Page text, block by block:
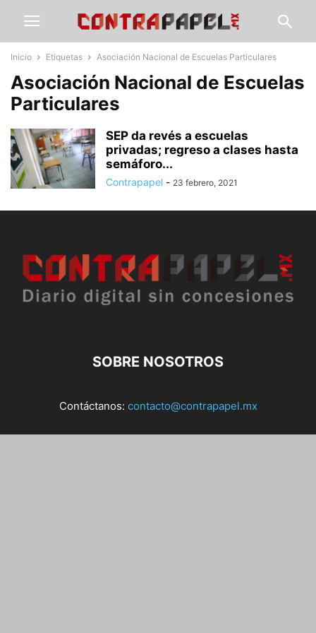
Inicio Etiquetas Asociación Nacional de Escuelas Particulares
Asociación Nacional de Escuelas
Particulares
SEP da revés a escuelas
privadas; regreso a clases hasta
semáforo...
Contrapapel - 23 febrero, 2021
SOBRE NOSOTROS
Contáctanos: contacto@contrapapel.mx